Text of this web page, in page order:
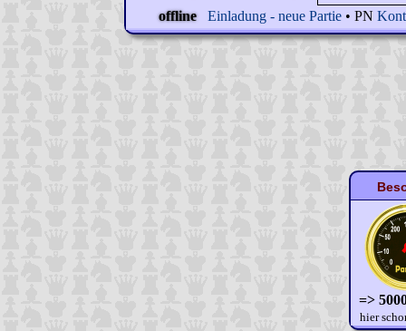
offline
Einladung - neue Partie • PN
=>
hier